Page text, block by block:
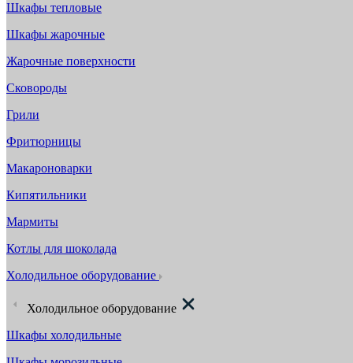
Шкафы тепловые
Шкафы жарочные
Жарочные поверхности
Сковороды
Грили
Фритюрницы
Макароноварки
Кипятильники
Мармиты
Котлы для шоколада
Холодильное оборудование
Холодильное оборудование
Шкафы холодильные